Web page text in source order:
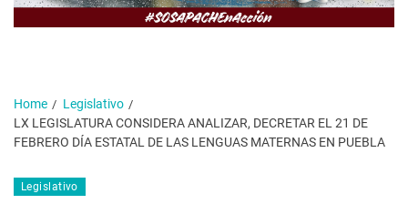
Home
Legislativo
LX LEGISLATURA CONSIDERA ANALIZAR, DECRETAR EL 21 DE
FEBRERO DÍA ESTATAL DE LAS LENGUAS MATERNAS EN PUEBLA
Legislativo